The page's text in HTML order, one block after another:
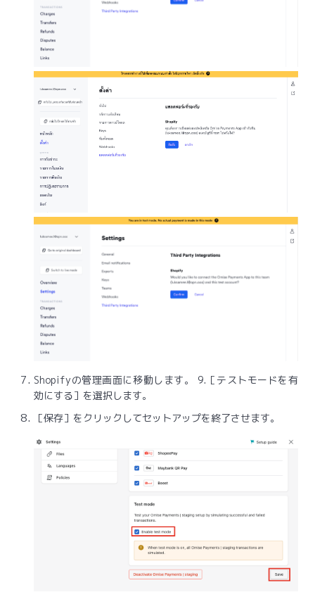
Shopifyの管理画面に移動します。 9.［テストモードを有
効にする］を選択します。
［保存］をクリックしてセットアップを終了させます。